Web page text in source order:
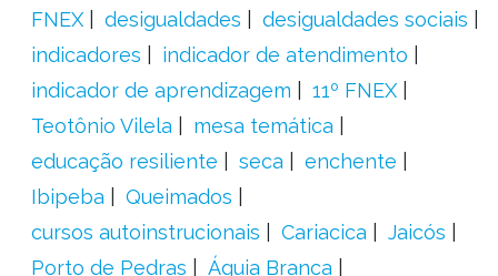
FNEX
desigualdades
desigualdades sociais
indicadores
indicador de atendimento
indicador de aprendizagem
11º FNEX
Teotônio Vilela
mesa temática
educação resiliente
seca
enchente
Ibipeba
Queimados
cursos autoinstrucionais
Cariacica
Jaicós
Porto de Pedras
Águia Branca